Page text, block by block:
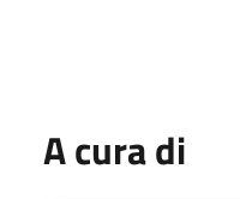
A cura di